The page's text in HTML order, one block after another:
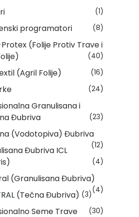
(1)
programatori (8)
(Folije Protiv Trave i
(40)
(Agril Folije) (16)
(24)
Granulisana i
Đubriva
(23)
(Vodotopiva) Đubriva
(12)
Đubriva ICL
(4)
(Granulisana Đubriva)
(4)
(Tečna Đubriva) (3)
Seme Trave (30)